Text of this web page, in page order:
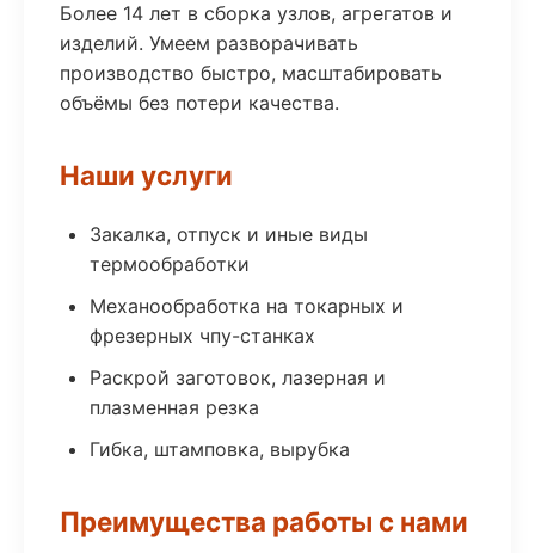
Более 14 лет в сборка узлов, агрегатов и
изделий. Умеем разворачивать
производство быстро, масштабировать
объёмы без потери качества.
Наши услуги
Закалка, отпуск и иные виды
термообработки
Механообработка на токарных и
фрезерных чпу-станках
Раскрой заготовок, лазерная и
плазменная резка
Гибка, штамповка, вырубка
Преимущества работы с нами